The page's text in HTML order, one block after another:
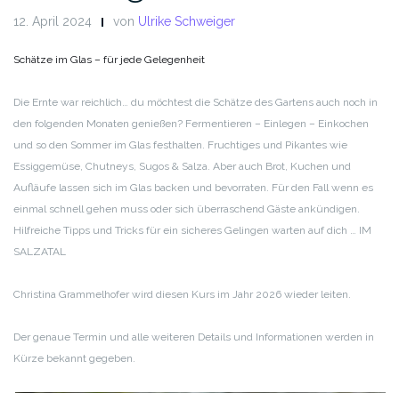
12. April 2024 von Ulrike Schweiger
Schätze im Glas – für jede Gelegenheit
Die Ernte war reichlich… du möchtest die Schätze des Gartens auch noch in
den folgenden Monaten genießen? Fermentieren – Einlegen – Einkochen
und so den Sommer im Glas festhalten. Fruchtiges und Pikantes wie
Essiggemüse, Chutneys, Sugos & Salza. Aber auch Brot, Kuchen und
Aufläufe lassen sich im Glas backen und bevorraten. Für den Fall wenn es
einmal schnell gehen muss oder sich überraschend Gäste ankündigen.
Hilfreiche Tipps und Tricks für ein sicheres Gelingen warten auf dich … IM
SALZATAL
Christina Grammelhofer wird diesen Kurs im Jahr 2026 wieder leiten.
Der genaue Termin und alle weiteren Details und Informationen werden in
Kürze bekannt gegeben.